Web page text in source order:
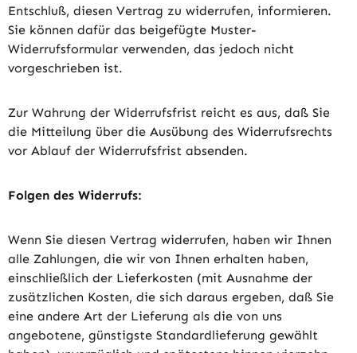
Entschluß, diesen Vertrag zu widerrufen, informieren.
Sie können dafür das beigefügte Muster-
Widerrufsformular verwenden, das jedoch nicht
vorgeschrieben ist.
Zur Wahrung der Widerrufsfrist reicht es aus, daß Sie
die Mitteilung über die Ausübung des Widerrufsrechts
vor Ablauf der Widerrufsfrist absenden.
Folgen des Widerrufs:
Wenn Sie diesen Vertrag widerrufen, haben wir Ihnen
alle Zahlungen, die wir von Ihnen erhalten haben,
einschließlich der Lieferkosten (mit Ausnahme der
zusätzlichen Kosten, die sich daraus ergeben, daß Sie
eine andere Art der Lieferung als die von uns
angebotene, günstigste Standardlieferung gewählt